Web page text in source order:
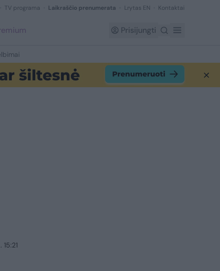
TV programa Laikraščio prenumerata Lrytas EN Kontaktai
Prisijungti